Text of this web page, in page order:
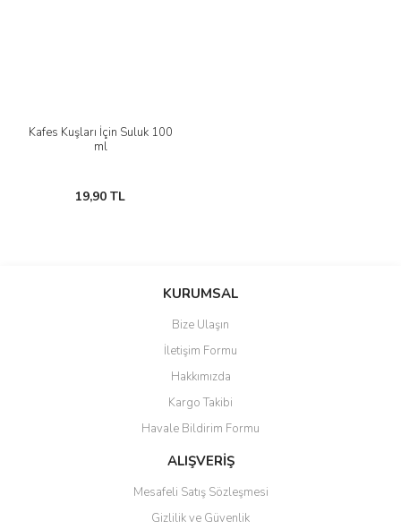
Kafes Kuşları İçin Suluk 100
ml
19,90 TL
KURUMSAL
Bize Ulaşın
İletişim Formu
Hakkımızda
Kargo Takibi
Havale Bildirim Formu
ALIŞVERİŞ
Mesafeli Satış Sözleşmesi
Gizlilik ve Güvenlik